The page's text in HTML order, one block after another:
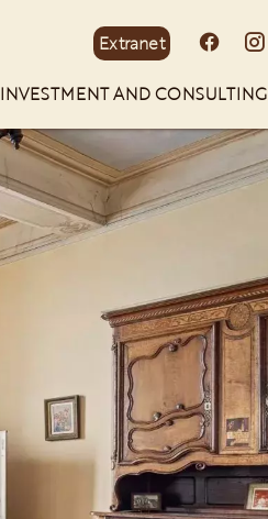
Extranet
INVESTMENT AND CONSULTING